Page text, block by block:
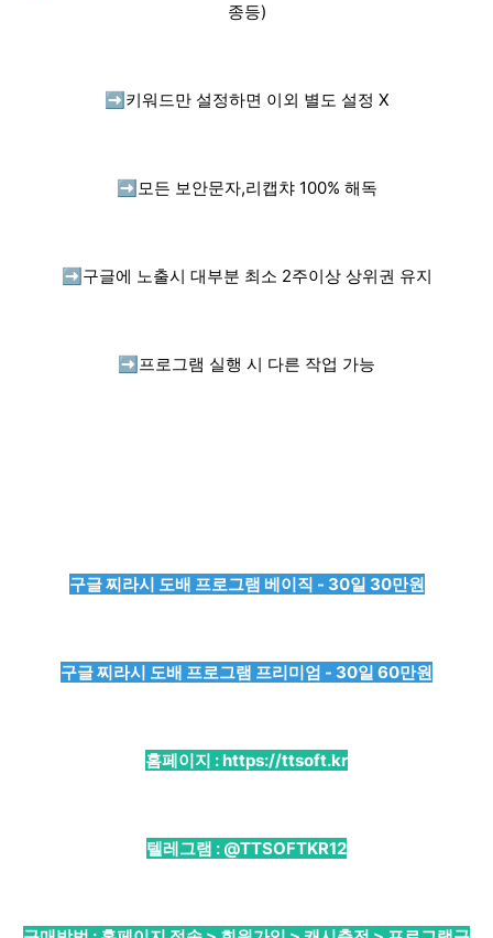
종등)
➡️ 키워드만 설정하면 이외 별도 설정 X
➡️ 모든 보안문자,리캡챠 100% 해독
➡️ 구글에 노출시 대부분 최소 2주이상 상위권 유지
➡️ 프로그램 실행 시 다른 작업 가능
구글 찌라시 도배 프로그램 베이직 - 30일 30만원
구글 찌라시 도배 프로그램 프리미엄 - 30일 60만원
홈페이지 :https://ttsoft.kr
텔레그램 : @TTSOFTKR12